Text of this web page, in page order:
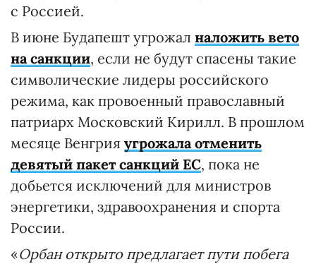
с Россией.
В июне Будапешт угрожал наложить вето
на санкции, если не будут спасены такие
символические лидеры российского
режима, как провоенный православный
патриарх Московский Кирилл. В прошлом
месяце Венгрия угрожала отменить
девятый пакет санкций ЕС, пока не
добьется исключений для министров
энергетики, здравоохранения и спорта
России.
«Орбан открыто предлагает пути побега